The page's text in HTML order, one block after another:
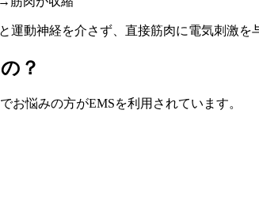
運動神経を介さず、直接筋肉に電気刺激
？
お悩みの方がEMSを利用されています。